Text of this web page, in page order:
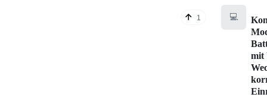
1 💻
mit